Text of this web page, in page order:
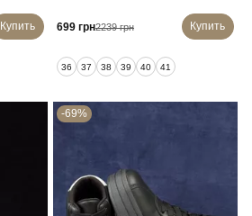
Купить
699 грн2239 грн Купить
36 37 38 39 40 41
-69%